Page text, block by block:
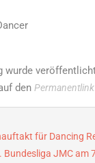
Dancer
wurde
den Permanentlink
für Dancing
Bundesliga JMC am